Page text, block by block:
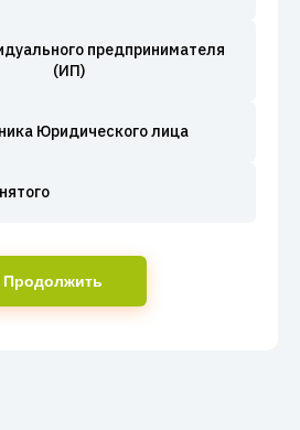
предпринимателя
(ИП)
Юридического лица
Продолжить